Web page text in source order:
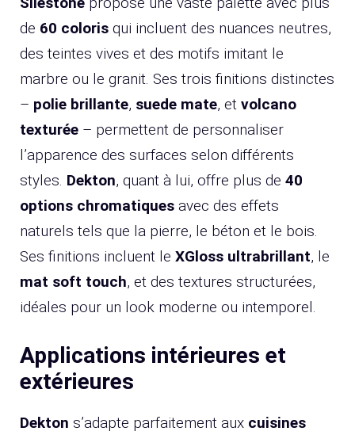
de 60 coloris qui incluent des nuances neutres,
des teintes vives et des motifs imitant le
marbre ou le granit. Ses trois finitions distinctes
– polie brillante, suede mate, et volcano
texturée – permettent de personnaliser
l’apparence des surfaces selon différents
styles. Dekton, quant à lui, offre plus de 40
options chromatiques avec des effets
naturels tels que la pierre, le béton et le bois.
Ses finitions incluent le XGloss ultrabrillant, le
mat soft touch, et des textures structurées,
idéales pour un look moderne ou intemporel.
Applications intérieures et
extérieures
Dekton s’adapte parfaitement aux cuisines